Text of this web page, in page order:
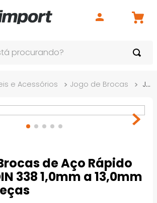
e Acessórios Jogo de Brocas Jogo de Brocas de Aço Rápido Vonder DIN 338 1,0mm a 13,0mm com 25 peças
de Aço Rápido
338 1,0mm a 13,0mm